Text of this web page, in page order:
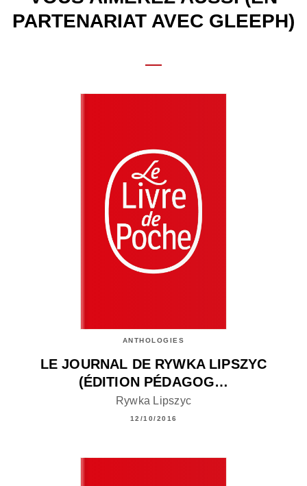
PARTENARIAT AVEC GLEEPH)
ANTHOLOGIES
LE JOURNAL DE RYWKA LIPSZYC
(ÉDITION PÉDAGOG…
Rywka Lipszyc
12/10/2016